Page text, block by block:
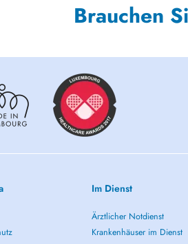
Brauchen
Im Dienst
Ärztlicher Notdienst
Krankenhäuser im Dienst